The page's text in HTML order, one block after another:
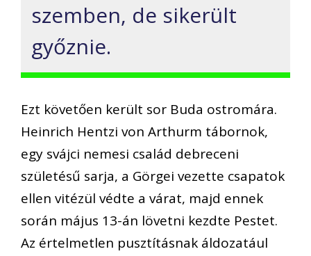
szemben, de sikerült
győznie.
Ezt követően került sor Buda ostromára.
Heinrich Hentzi von Arthurm tábornok,
egy svájci nemesi család debreceni
születésű sarja, a Görgei vezette csapatok
ellen vitézül védte a várat, majd ennek
során május 13-án lövetni kezdte Pestet.
Az értelmetlen pusztításnak áldozatául